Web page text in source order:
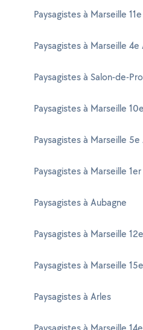
Paysagistes à Marseille
Paysagistes à Marseille
Paysagistes à Salon-de-
Paysagistes à Marseille
Paysagistes à Marseille
Paysagistes à Marseille
Paysagistes à Aubagne
Paysagistes à Marseille
Paysagistes à Marseille
Paysagistes à Arles